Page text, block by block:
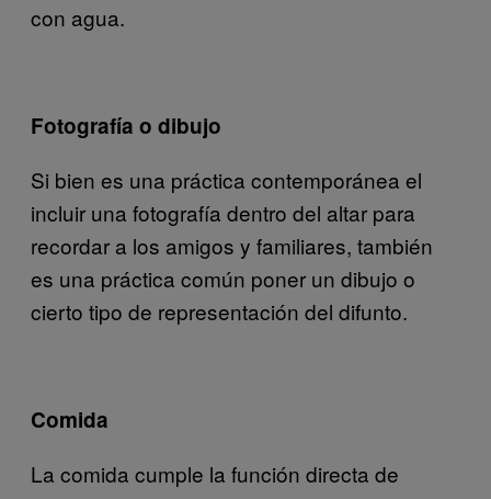
con agua.
Fotografía o dibujo
Si bien es una práctica contemporánea el
incluir una fotografía dentro del altar para
recordar a los amigos y familiares, también
es una práctica común poner un dibujo o
cierto tipo de representación del difunto.
Comida
La comida cumple la función directa de